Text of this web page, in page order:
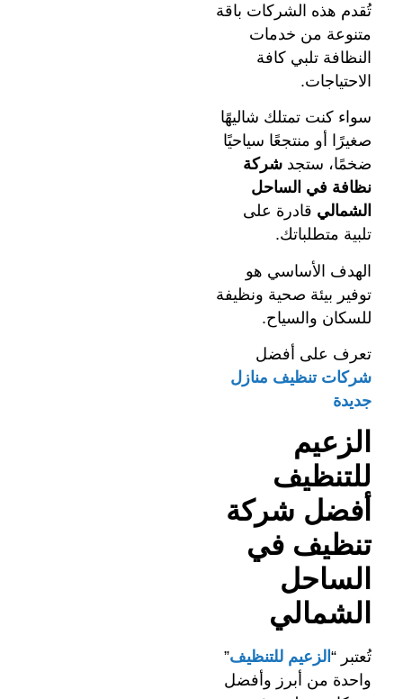
تُقدم هذه الشركات باقة
متنوعة من خدمات
النظافة تلبي كافة
الاحتياجات.
سواء كنت تمتلك شاليهًا
صغيرًا أو منتجعًا سياحيًا
ضخمًا، ستجد شركة
نظافة في الساحل
الشمالي قادرة على
تلبية متطلباتك.
الهدف الأساسي هو
توفير بيئة صحية ونظيفة
للسكان والسياح.
تعرف على أفضل
شركات تنظيف منازل
جديدة
الزعيم
للتنظيف
أفضل شركة
تنظيف في
الساحل
الشمالي
تُعتبر “ الزعيم للتنظيف”
واحدة من أبرز وأفضل